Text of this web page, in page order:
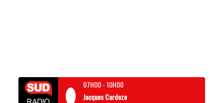
07H00-10H00
Jacques Cardoze